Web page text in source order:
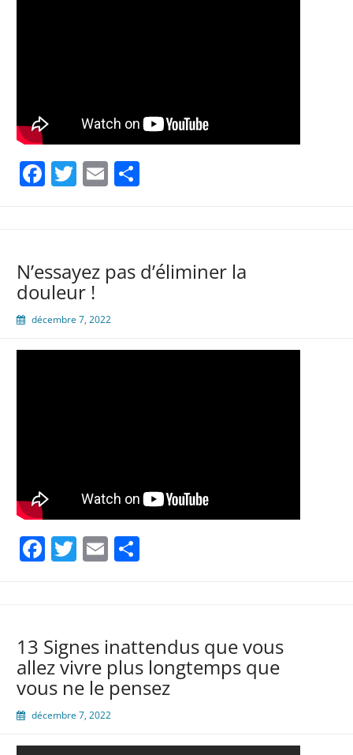
Facebook
Twitter
Email
N’essayez pas d’éliminer la
douleur !
décembre 7, 2022
Facebook
Twitter
Email
13 Signes inattendus que vous
allez vivre plus longtemps que
vous ne le pensez
décembre 7, 2022